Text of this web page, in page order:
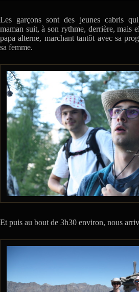
Les garçons sont des jeunes cabris
maman suit, à son rythme, derrière, mais
papa alterne, marchant tantôt avec sa
sa femme.
Et puis au bout de 3h30 environ, nous